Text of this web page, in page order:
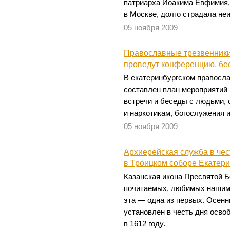
патриарха Иоакима
в Москве, долго страдала
05 ноября 2009
Православные
проведут конференцию,
В екатеринбургском
составлен план
встречи и беседы с людьми,
и наркотикам, богослужения
05 ноября 2009
Архиерейская служба в
в Троицком соборе
Казанская икона
почитаемых, любимых
эта — одна из первых.
установлен в честь дня
в 1612 году.